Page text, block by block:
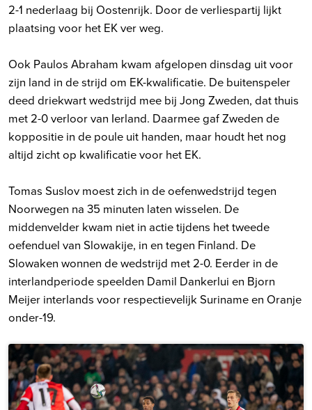
2-1 nederlaag bij Oostenrijk. Door de verliespartij lijkt
plaatsing voor het EK ver weg.
Ook Paulos Abraham kwam afgelopen dinsdag uit voor
zijn land in de strijd om EK-kwalificatie. De buitenspeler
deed driekwart wedstrijd mee bij Jong Zweden, dat thuis
met 2-0 verloor van Ierland. Daarmee gaf Zweden de
koppositie in de poule uit handen, maar houdt het nog
altijd zicht op kwalificatie voor het EK.
Tomas Suslov moest zich in de oefenwedstrijd tegen
Noorwegen na 35 minuten laten wisselen. De
middenvelder kwam niet in actie tijdens het tweede
oefenduel van Slowakije, in en tegen Finland. De
Slowaken wonnen de wedstrijd met 2-0. Eerder in de
interlandperiode speelden Damil Dankerlui en Bjorn
Meijer interlands voor respectievelijk Suriname en Oranje
onder-19.